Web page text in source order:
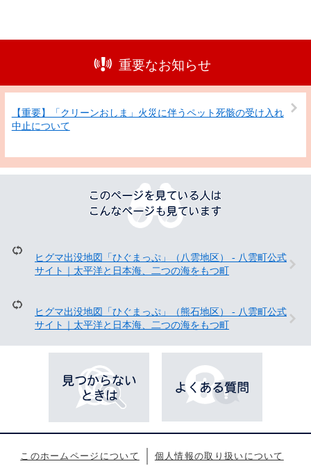
重要なお知らせ
【重要】「クリーンおしま」火災に伴うペット死骸の受け入れ
中止について
を
る
こ
見
ヒグマ出没地図「ひぐまっぷ」（八雲地区） - 八雲町公式
サイト｜太平洋と日本海、二つの海をもつ町
ヒグマ出没地図「ひぐまっぷ」（熊石地区） - 八雲町公式
サイト｜太平洋と日本海、二つの海をもつ町
このホームページについて 個人情報の取り扱いについて